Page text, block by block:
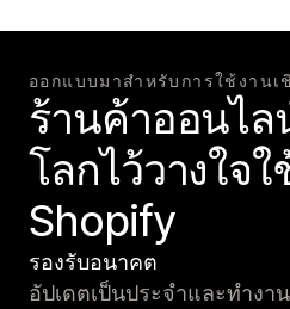
ออกแบบมาสำหรับการใช้งาน
ร้านค้าออนไ
โลกไว้วางใจ
Shopify
รองรับอนาคต
อัปเดตเป็นประจำและทำงา